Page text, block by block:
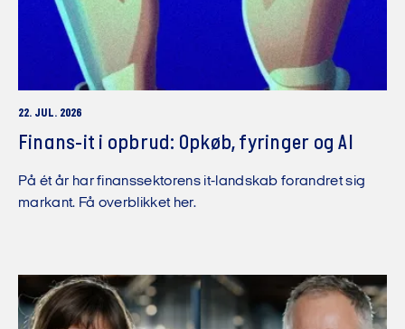
22. JUL. 2026
Finans-it i opbrud: Opkøb, fyringer og AI
På ét år har finanssektorens it-landskab forandret sig
markant. Få overblikket her.